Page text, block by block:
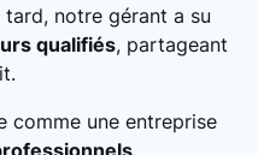
tard, notre gérant a su
qualifiés, partageant
comme une entreprise